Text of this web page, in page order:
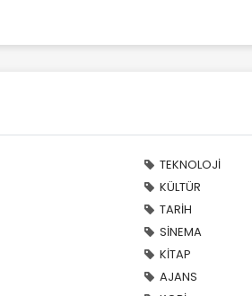
TEKNOLOJİ
KÜLTÜR
TARİH
SİNEMA
KİTAP
AJANS